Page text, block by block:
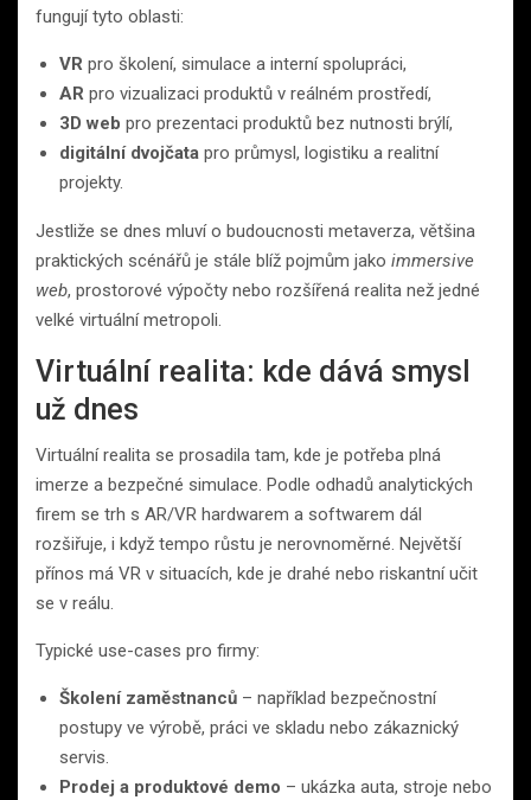
fungují tyto oblasti:
VR pro školení, simulace a interní spolupráci,
AR pro vizualizaci produktů v reálném prostředí,
3D web pro prezentaci produktů bez nutnosti brýlí,
digitální dvojčata pro průmysl, logistiku a realitní
projekty.
Jestliže se dnes mluví o budoucnosti metaverza, většina
praktických scénářů je stále blíž pojmům jako immersive
web, prostorové výpočty nebo rozšířená realita než jedné
velké virtuální metropoli.
Virtuální realita: kde dává smysl
už dnes
Virtuální realita se prosadila tam, kde je potřeba plná
imerze a bezpečné simulace. Podle odhadů analytických
firem se trh s AR/VR hardwarem a softwarem dál
rozšiřuje, i když tempo růstu je nerovnoměrné. Největší
přínos má VR v situacích, kde je drahé nebo riskantní učit
se v reálu.
Typické use-cases pro firmy:
Školení zaměstnanců – například bezpečnostní
postupy ve výrobě, práci ve skladu nebo zákaznický
servis.
Prodej a produktové demo – ukázka auta, stroje nebo